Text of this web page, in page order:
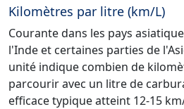
Kilomètres par litre (km/L)
Courante dans les pays
l'Inde et certaines parties de
unité indique combien de
parcourir avec un litre de
efficace typique atteint 12-15